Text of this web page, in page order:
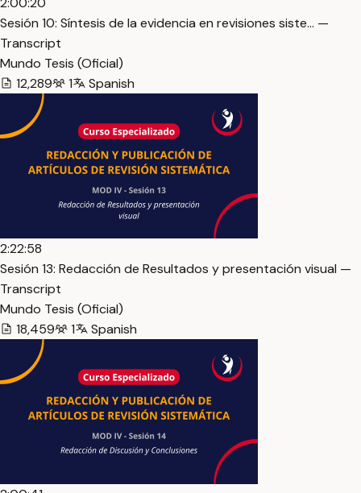
Sesión 10: Síntesis de la evidencia en revisiones siste… —
Transcript
Mundo Tesis (Oficial)
12,289
1 Spanish
2:22:58
Sesión 13: Redacción de Resultados y presentación visual —
Transcript
Mundo Tesis (Oficial)
18,459
1 Spanish